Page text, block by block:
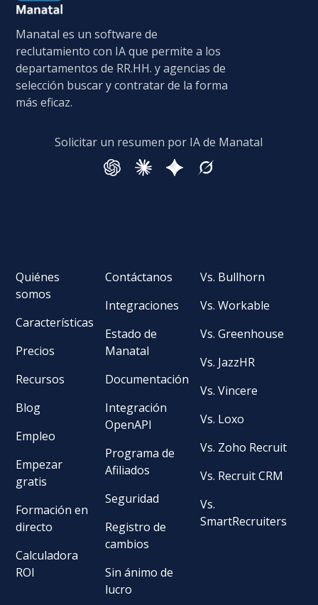
Manatal es un software de
reclutamiento con IA que permite a los
departamentos de RR.HH. y agencias de
selección buscar y contratar de la forma
más eficaz.
Solicitar un resumen por IA de Manatal
Quiénes
somos
Características
Precios
Recursos
Blog
Empleo
Empezar
gratis
Formación en
directo
Calculadora
ROI
Contáctanos
Integraciones
Estado de
Manatal
Documentación
Integración
OpenAPI
Programa de
Afiliados
Seguridad
Registro de
cambios
Sin ánimo de
lucro
Vs. Bullhorn
Vs. Workable
Vs. Greenhouse
Vs. JazzHR
Vs. Vincere
Vs. Loxo
Vs. Zoho Recruit
Vs. Recruit CRM
Vs.
SmartRecruiters